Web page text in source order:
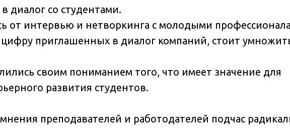
диалог со студентами.
от интервью и нетворкинга с молодыми
приглашенных в диалог компаний, стоит
своим пониманием того, что имеет значение для
развития студентов.
преподавателей и работодателей подчас